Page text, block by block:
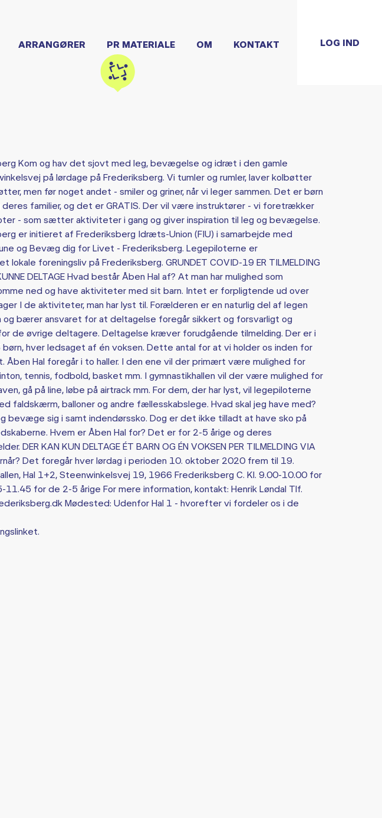
ARRANGØRER PR MATERIALE OM KONTAKT LOG IND
Kom og hav det sjovt med leg, bevægelse og idræt i den gamle
på lørdage på Frederiksberg. Vi tumler og rumler, laver kolbøtter
men før noget andet - smiler og griner, når vi leger sammen. Det er børn
deres familier, og det er GRATIS. Der vil være instruktører - vi foretrækker
- som sætter aktiviteter i gang og giver inspiration til leg og bevægelse.
er initieret af Frederiksberg Idræts-Union (FIU) i samarbejde med
og Bevæg dig for Livet - Frederiksberg. Legepiloterne er
foreningsliv på Frederiksberg. GRUNDET COVID-19 ER TILMELDING
DELTAGE Hvad består Åben Hal af? At man har mulighed som
ned og have aktiviteter med sit barn. Intet er forpligtende ud over
I de aktiviteter, man har lyst til. Forælderen er en naturlig del af legen
og bærer ansvaret for at deltagelse foregår sikkert og forsvarligt og
de øvrige deltagere. Deltagelse kræver forudgående tilmelding. Der er i
hver ledsaget af én voksen. Dette antal for at vi holder os inden for
Åben Hal foregår i to haller. I den ene vil der primært være mulighed for
tennis, fodbold, basket mm. I gymnastikhallen vil der være mulighed for
gå på line, løbe på airtrack mm. For dem, der har lyst, vil legepiloterne
faldskærm, balloner og andre fællesskabslege. Hvad skal jeg have med?
bevæge sig i samt indendørssko. Dog er det ikke tilladt at have sko på
Hvem er Åben Hal for? Det er for 2-5 årige og deres
DER KAN KUN DELTAGE ÉT BARN OG ÉN VOKSEN PER TILMELDING VIA
Det foregår hver lørdag i perioden 10. oktober 2020 frem til 19.
Hal 1+2, Steenwinkelsvej 19, 1966 Frederiksberg C. Kl. 9.00-10.00 for
11.45 for de 2-5 årige For mere information, kontakt: Henrik Løndal Tlf.
Mødested: Udenfor Hal 1 - hvorefter vi fordeler os i de